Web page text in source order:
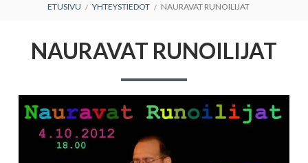
MURUPOLKU
ETUSIVU YHTEYSTIEDOT NAURAVAT RUNOILIJAT
NAURAVAT RUNOILIJAT